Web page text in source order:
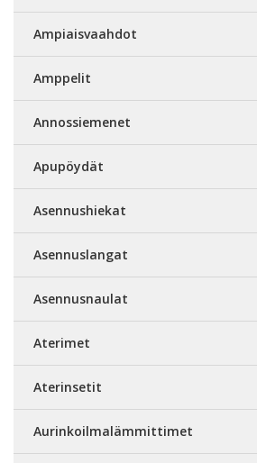
Ampiaisvaahdot
Amppelit
Annossiemenet
Apupöydät
Asennushiekat
Asennuslangat
Asennusnaulat
Aterimet
Aterinsetit
Aurinkoilmalämmittimet